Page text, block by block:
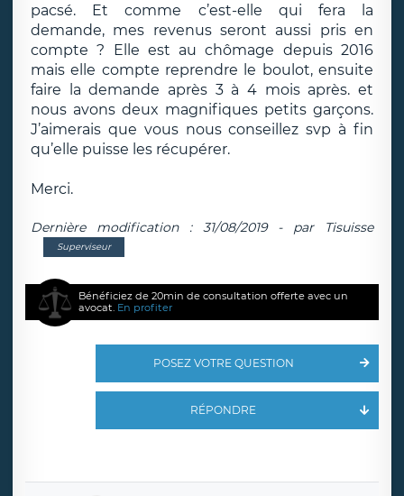
pacsé. Et comme c’est-elle qui fera la
demande, mes revenus seront aussi pris en
compte ? Elle est au chômage depuis 2016
mais elle compte reprendre le boulot, ensuite
faire la demande après 3 à 4 mois après. et
nous avons deux magnifiques petits garçons.
J’aimerais que vous nous conseillez svp à fin
qu’elle puisse les récupérer.
Merci.
Dernière modification : 31/08/2019 - par Tisuisse
Superviseur
Bénéficiez de 20min de consultation offerte avec un
avocat. En profiter
POSEZ VOTRE QUESTION
RÉPONDRE